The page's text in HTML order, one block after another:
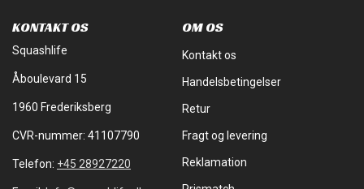
KONTAKT OS
Squashlife
Åboulevard 15
1960 Frederiksberg
CVR-nummer: 41107790
Telefon: +45 28927220
OM OS
Kontakt os
Handelsbetingelser
Retur
Fragt og levering
Reklamation